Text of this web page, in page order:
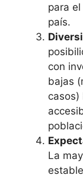
para
país.
con
bajas
casos)
La